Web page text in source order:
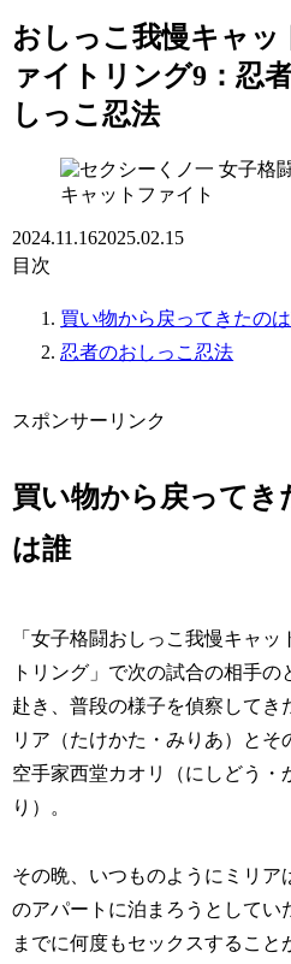
おしっこ我慢キャッ
ァイトリング9：忍
しっこ忍法
女子格
キャットファイト
2024.11.162025.02.15
目次
買い物から戻ってきたの
忍者のおしっこ忍法
スポンサーリンク
買い物から戻ってき
は誰
「女子格闘おしっこ我慢キャッ
トリング」で次の試合の相手の
赴き、普段の様子を偵察してき
リア（たけかた・みりあ）
とそ
空手家西堂カオリ（にしどう・
り）
。
その晩、いつものようにミリア
のアパートに泊まろうとしてい
までに何度もセックスすること